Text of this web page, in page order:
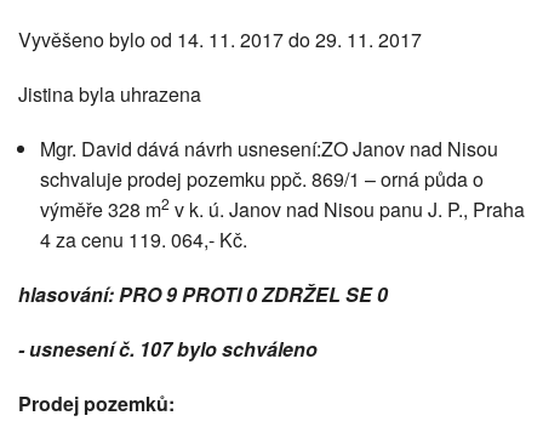
Vyvěšeno bylo od 14. 11. 2017 do 29. 11. 2017
Jistina byla uhrazena
Mgr. David dává návrh usnesení:ZO Janov nad Nisou
schvaluje prodej pozemku ppč. 869/1 – orná půda o
výměře 328 m2 v k. ú. Janov nad Nisou panu J. P., Praha
4 za cenu 119. 064,- Kč.
hlasování: PRO 9 PROTI 0 ZDRŽEL SE 0
- usnesení č. 107 bylo schváleno
Prodej pozemků: